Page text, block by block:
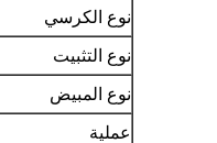
نوع الكرسي
نوع التثبيت
نوع المبيض
عملية